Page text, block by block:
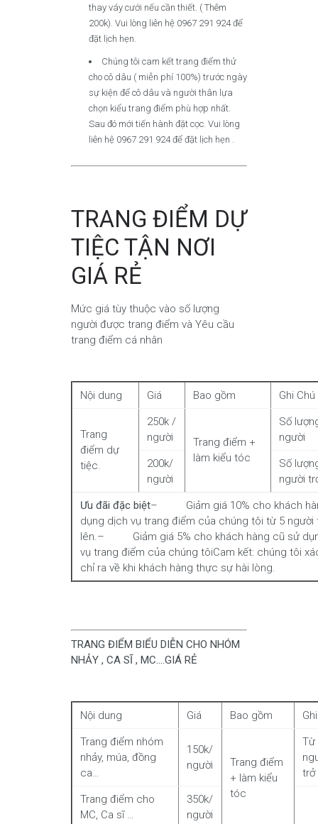
thay váy cưới nếu cần thiết. ( Thêm
200k). Vui lòng liên hệ 0967 291 924 để
đặt lịch hẹn.
Chúng tôi cam kết trang điểm thử
cho cô dâu ( miễn phí 100%) trước ngày
sự kiện để cô dâu và người thân lựa
chọn kiểu trang điểm phù hợp nhất.
Sau đó mới tiến hành đặt cọc. Vui lòng
liên hệ 0967 291 924 để đặt lịch hẹn .
TRANG ĐIỂM DỰ
TIỆC TẬN NƠI
GIÁ RẺ
Mức giá tùy thuộc vào số lượng
người được trang điểm và Yêu cầu
trang điểm cá nhân
Nội dung Giá Bao gồm Ghi Chú
Trang
điểm dự
tiệc.
250k /
người
Trang điểm +
làm kiểu tóc
Số
người
200k/
người
Số
người
Ưu đãi đặc biệt– Giảm giá 10% cho khách
dụng dịch vụ trang điểm của chúng tôi từ 5 người
lên.– Giảm giá 5% cho khách hàng cũ sử
vụ trang điểm của chúng tôiCam kết: chúng tôi
chỉ ra về khi khách hàng thực sự hài lòng.
TRANG ĐIỂM BIỂU DIỄN CHO NHÓM
NHẢY , CA SĨ , MC….GIÁ RẺ
Nội dung Giá Bao gồm
Trang điểm nhóm
nhảy, múa, đồng
ca…
150k/
người
Trang điểm
+ làm kiểu
tóc
Từ
trở
Trang điểm cho
MC, Ca sĩ …
350k/
người